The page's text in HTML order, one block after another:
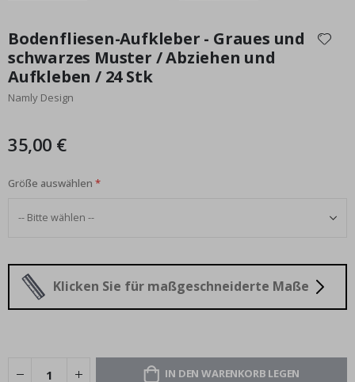
Anfang
der
Bildgalerie
springen
Bodenfliesen-Aufkleber - Graues und
schwarzes Muster / Abziehen und
Aufkleben / 24 Stk
Namly Design
35,00 €
Größe auswählen
Klicken Sie für maßgeschneiderte Maße
IN DEN WARENKORB LEGEN